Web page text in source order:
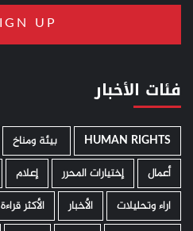
فئات الأخبار
HUMAN RIGHTS ­ بيئة ومناخ
أعمال
إختيارات المحرر إعلام
اراء وتحليلات
الأخبار الأكثر قراءة